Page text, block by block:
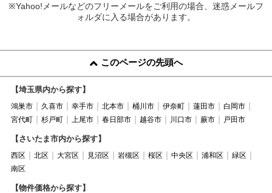
※Yahoo!メールなどのフリーメールをご利用の場合、迷惑メールフ
ォルダに入る場合があります。
このページの先頭へ
【埼玉県内から探す】
鴻巣市 久喜市 幸手市 北本市 桶川市 伊奈町 蓮田市
白岡市
宮代町
杉戸町 上尾市 春日部市 越谷市 川口市 蕨市 戸田市
【さいたま市内から探す】
西区 北区 大宮区 見沼区 岩槻区 桜区 中央区 浦和区
緑区
南区
【物件価格から探す】